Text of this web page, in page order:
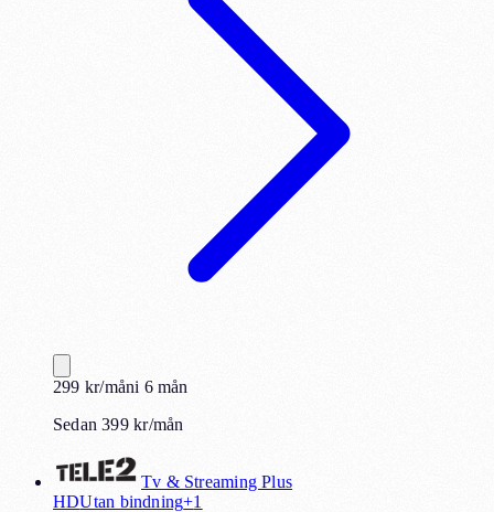
299 kr/måni 6 mån
Sedan 399 kr/mån
Tv & Streaming Plus
HDUtan bindning+1